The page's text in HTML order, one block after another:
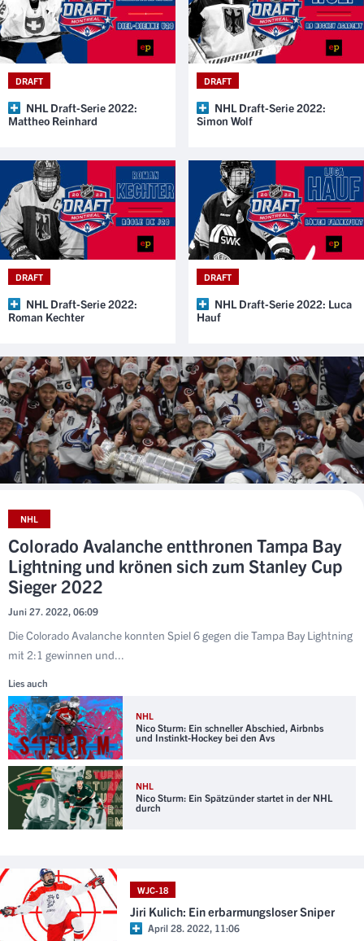
DRAFT
NHL Draft-Serie 2022:
Mattheo Reinhard
DRAFT
NHL Draft-Serie 2022:
Simon Wolf
DRAFT
NHL Draft-Serie 2022:
Roman Kechter
DRAFT
NHL Draft-Serie 2022: Luca
Hauf
NHL
Colorado Avalanche entthronen Tampa Bay
Lightning und krönen sich zum Stanley Cup
Sieger 2022
Juni 27. 2022, 06:09
Die Colorado Avalanche konnten Spiel 6 gegen die Tampa Bay Lightning
mit 2:1 gewinnen und...
Lies auch
NHL
Nico Sturm: Ein schneller Abschied, Airbnbs
und Instinkt-Hockey bei den Avs
NHL
Nico Sturm: Ein Spätzünder startet in der NHL
durch
WJC-18
Jiri Kulich: Ein erbarmungsloser Sniper
April 28. 2022, 11:06